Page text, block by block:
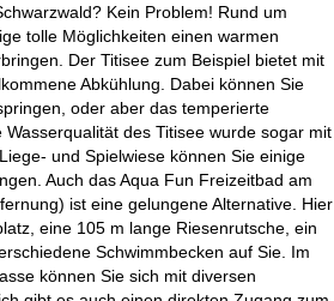
Kein Problem! Rund um
tolle Möglichkeiten einen warmen
Der Titisee zum Beispiel bietet mit
Abkühlung. Dabei können Sie
oder aber das temperierte
des Titisee wurde sogar mit
und Spielwiese können Sie einige
Auch das Aqua Fun Freizeitbad am
ist eine gelungene Alternative. Hier
eine 105 m lange Riesenrutsche, ein
Schwimmbecken auf Sie. Im
können Sie sich mit diversen